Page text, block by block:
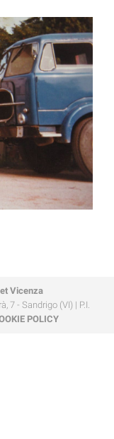
Vicenza
7 - Sandrigo (VI) | P.I.
POLICY